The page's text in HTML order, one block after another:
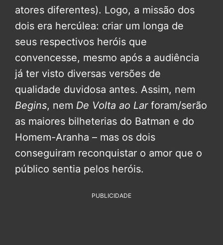
atores diferentes). Logo, a missão dos
dois era hercúlea: criar um longa de
seus respectivos heróis que
convencesse, mesmo após a audiência
já ter visto diversas versões de
qualidade duvidosa antes. Assim, nem
Begins, nem De Volta ao Lar foram/serão
as maiores bilheterias do Batman e do
Homem-Aranha – mas os dois
conseguiram reconquistar o amor que o
público sentia pelos heróis.
PUBLICIDADE